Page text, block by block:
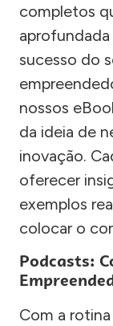
completos
aprofundada
sucesso do
nossos
da ideia de
inovação.
oferecer
exemplos
colocar o
Podcasts:
Com a